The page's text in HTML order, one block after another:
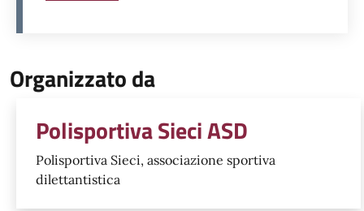
Organizzato da
Polisportiva Sieci ASD
Polisportiva Sieci, associazione sportiva
dilettantistica